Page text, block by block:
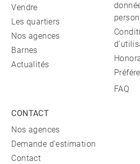
Vendre
Les quartiers
Nos agences
Barnes
Actualités
FAQ
CONTACT
Nos agences
Demande d'estimation
Contact